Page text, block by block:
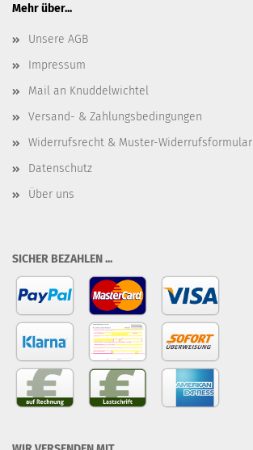
Mehr über...
Unsere AGB
Impressum
Mail an Knuddelwichtel
Versand- & Zahlungsbedingungen
Widerrufsrecht & Muster-Widerrufsformular
Datenschutz
Über uns
SICHER BEZAHLEN ...